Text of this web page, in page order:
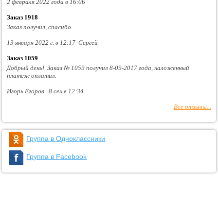
2 февраля 2022 года в 16:06
Заказ 1918
Заказ получил, спасибо.
13 января 2022 г. в 12:17 Сергей
Заказ 1059
Добрый день! Заказ № 1059 получил 8-09-2017 года, наложенный
платеж оплатил.
Игорь Егоров 8 сен в 12:34
Все отзывы...
Группа в Одноклассники
Группа в Facebook